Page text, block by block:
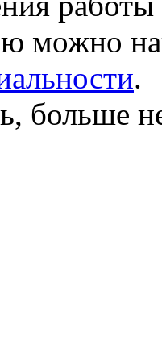
можно
.
больше